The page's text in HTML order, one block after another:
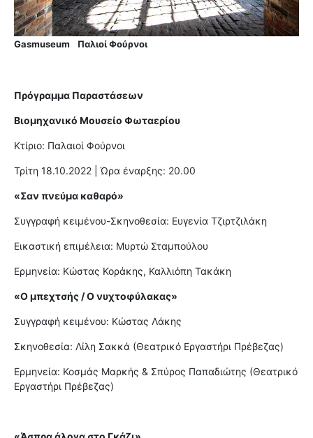
Gasmuseum Παλιοί Φούρνοι
Πρόγραμμα Παραστάσεων
Βιομηχανικό Μουσείο Φωταερίου
Κτίριο: Παλαιοί Φούρνοι
Τρίτη 18.10.2022 | Ώρα έναρξης: 20.00
«Σαν πνεύμα καθαρό»
Συγγραφή κειμένου-Σκηνοθεσία: Ευγενία Τζιρτζιλάκη
Εικαστική επιμέλεια: Μυρτώ Σταμπούλου
Ερμηνεία: Κώστας Κοράκης, Καλλιόπη Τακάκη
«Ο μπεχτσής / Ο νυχτοφύλακας»
Συγγραφή κειμένου: Κώστας Λάκης
Σκηνοθεσία: Λίλη Σακκά (Θεατρικό Εργαστήρι Πρέβεζας)
Ερμηνεία: Κοσμάς Μαρκής & Σπύρος Παπαδιώτης (Θεατρικό
Εργαστήρι Πρέβεζας)